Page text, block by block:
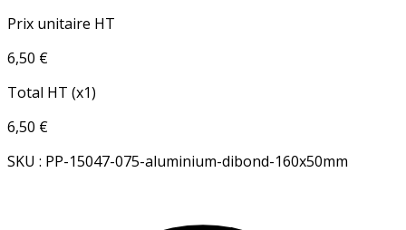
Prix unitaire HT
6,50 €
Total HT (x1)
6,50 €
SKU : PP-15047-075-aluminium-dibond-160x50mm